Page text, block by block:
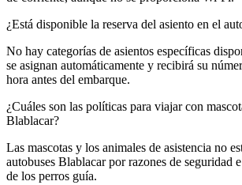
¿Está disponible la reserva del asiento en el
No hay categorías de asientos específicas
se asignan automáticamente y recibirá su
hora antes del embarque.
¿Cuáles son las políticas para viajar con
Blablacar?
Las mascotas y los animales de asistencia no
autobuses Blablacar por razones de seguridad
de los perros guía.